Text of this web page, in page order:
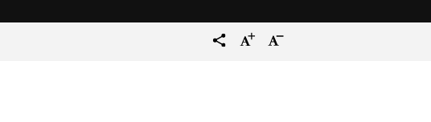
تصغيرزيادة terms_trans.social.share